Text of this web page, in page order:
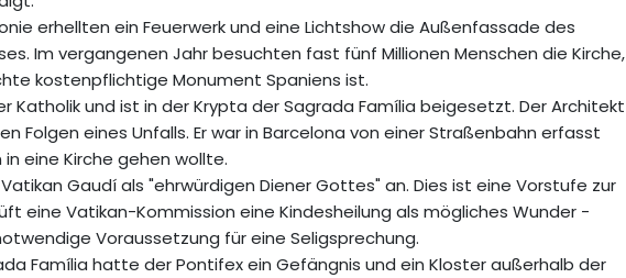
erhellten ein Feuerwerk und eine Lichtshow die Außenfassade des
Im vergangenen Jahr besuchten fast fünf Millionen Menschen die Kirche,
kostenpflichtige Monument Spaniens ist.
Katholik und ist in der Krypta der Sagrada Família beigesetzt. Der Architekt
Folgen eines Unfalls. Er war in Barcelona von einer Straßenbahn erfasst
eine Kirche gehen wollte.
Gaudí als "ehrwürdigen Diener Gottes" an. Dies ist eine Vorstufe zur
eine Vatikan-Kommission eine Kindesheilung als mögliches Wunder -
Voraussetzung für eine Seligsprechung.
Família hatte der Pontifex ein Gefängnis und ein Kloster außerhalb der